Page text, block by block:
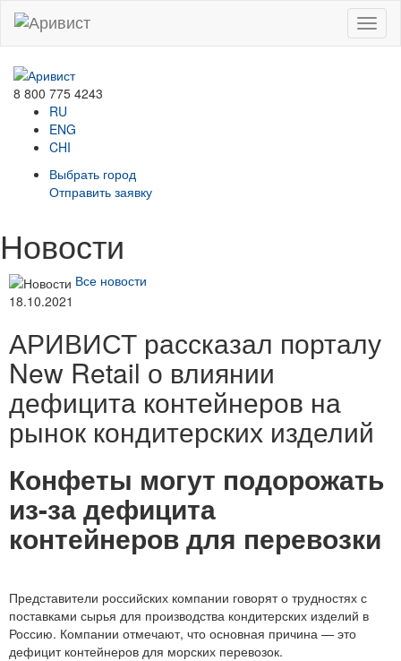
Menu
8 800 775 4243
RU
ENG
CHI
Выбрать город
Отправить заявку
Новости
Все новости
18.10.2021
АРИВИСТ рассказал порталу
New Retail о влиянии
дефицита контейнеров на
рынок кондитерских изделий
Конфеты могут подорожать
из-за дефицита
контейнеров для перевозки
Представители российских компании говорят о трудностях с
поставками сырья для производства кондитерских изделий в
Россию. Компании отмечают, что основная причина — это
дефицит контейнеров для морских перевозок.